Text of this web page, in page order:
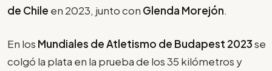
de Chile en 2023, junto con Glenda Morejón.
En los Mundiales de Atletismo de Budapest 2023se
colgó la plata en la prueba de los 35 kilómetros y